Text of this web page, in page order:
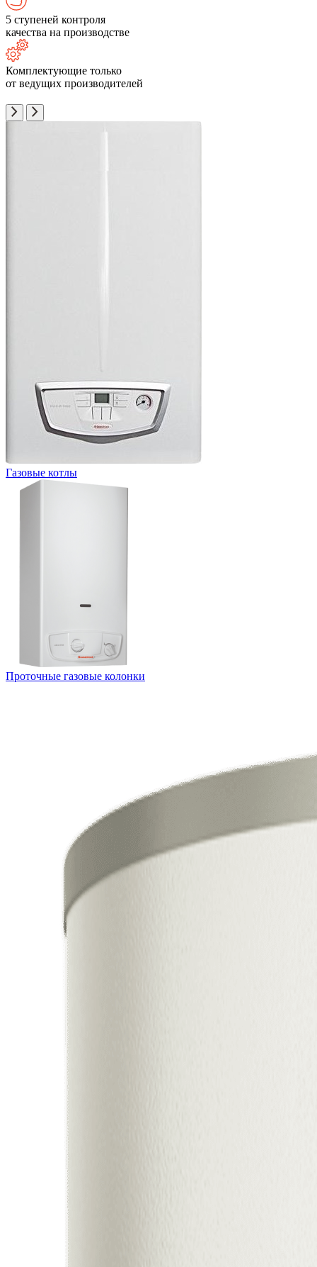
5 ступеней контроля
качества на производстве
Комплектующие только
от ведущих производителей
Газовые котлы
Проточные газовые колонки